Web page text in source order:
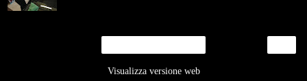
Visualizza versione web